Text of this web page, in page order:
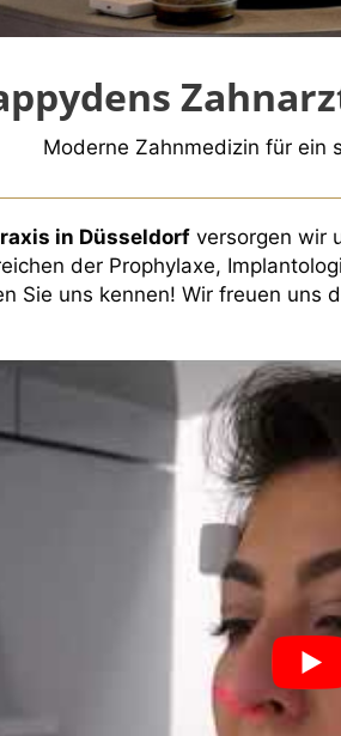
Moderne Zahnmedizin für ein
in Düsseldorf versorgen wir
der Prophylaxe,
Sie uns kennen! Wir freuen